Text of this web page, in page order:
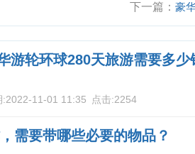
下一篇：豪
游多少钱？
游轮环球280天旅游需要多少
:2022-11-01 11:35 点击:2254
需要带哪些必要的物品？